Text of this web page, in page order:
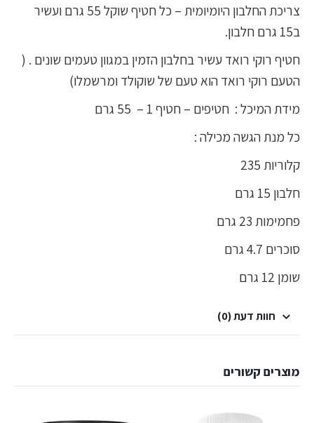
צריכת החלבון היומיומית – כל חטיף שוקל 55 גרם ועשיר
ב15 גרם חלבון.
חטיף רוקי רואד עשיר בחלבון הזמין במגוון טעמים שונים . (
הטעם רוקי רואד הוא טעם של שוקולד ומרשמלו)
מידת המיכל : חטיפים – חטיף 1 – 55 גרם
כל מנת הגשה מכילה :
קלוריות 235
חלבון 15 גרם
פחמימות 23 גרם
סוכרים 4.7 גרם
שומן 12 גרם
חוות דעת (0)
מוצרים קשורים